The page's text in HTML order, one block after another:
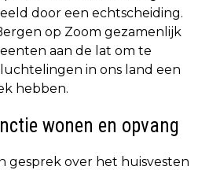
door een echtscheiding.
op Zoom gezamenlijk
aan de lat om te
in ons land een
hebben.
wonen en opvang
gesprek over het huisvesten